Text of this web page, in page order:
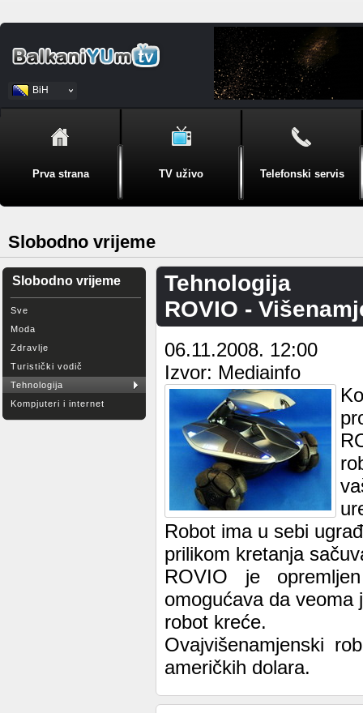
BiH
Srpski
Prva strana TV uživo Telefonski servis
Slobodno vrijeme
Slobodno vrijeme
Sve
Moda
Zdravlje
Turistički vodič
Tehnologija
Kompjuteri i internet
Tehnologija
ROVIO -
06.11.2008. 12:00
Izvor: Mediainfo
Robot ima u sebi
prilikom kretanja
ROVIO je
omogućava da veoma
robot kreće.
Ovajvišenamjenski
američkih dolara.